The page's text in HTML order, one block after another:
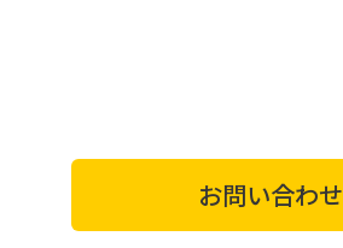
お問い合わせ